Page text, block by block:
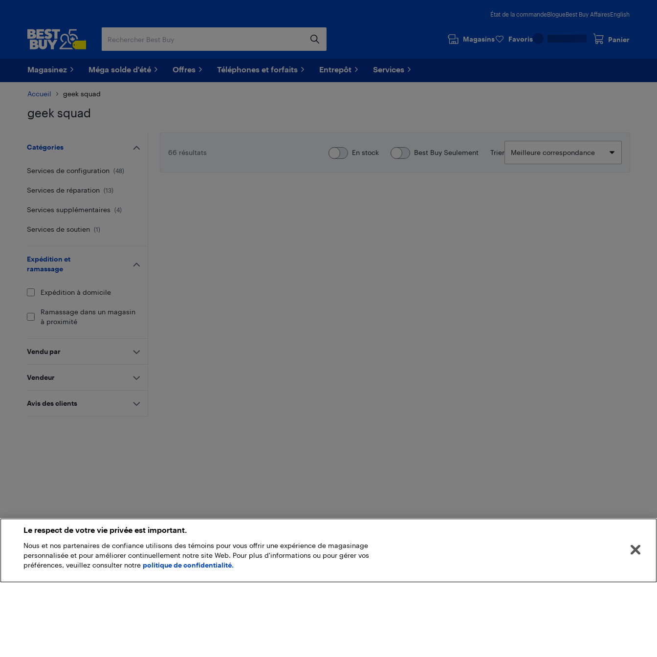
État de la commandeBlogueBest Buy AffairesEnglish
Magasins Favoris Panier
Magasinez Méga solde d'été Offres Téléphones et forfaits Entrepôt Services
Accueil geek squad
geek squad
66 résultats
En stock Best Buy Seulement Trier
Catégories
Services de configuration (48)
Services de réparation (13)
Services supplémentaires (4)
Services de soutien (1)
Expédition et
ramassage
Expédition à domicile
Ramassage dans un magasin
à proximité
Vendu par
Vendeur
Avis des clients
Le respect de votre vie privée est important.
Nous et nos partenaires de confiance utilisons des témoins pour vous offrir une expérience de magasinage
personnalisée et pour améliorer continuellement notre site Web. Pour plus d'informations ou pour gérer vos
préférences, veuillez consulter notre politique de confidentialité.